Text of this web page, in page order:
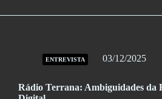
ENTREVISTA 03/12/2025
Rádio Terrana: Ambiguidades da